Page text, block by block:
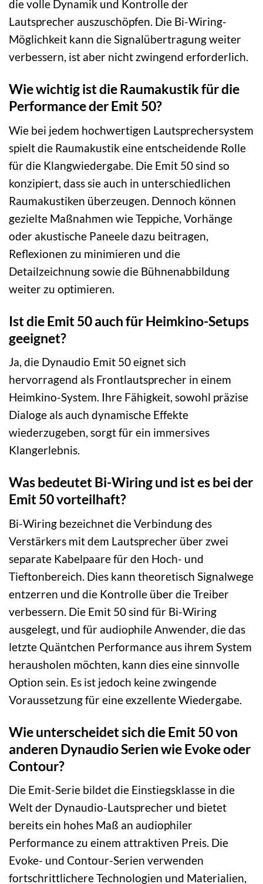
die volle Dynamik und Kontrolle der
Lautsprecher auszuschöpfen. Die Bi-Wiring-
Möglichkeit kann die Signalübertragung weiter
verbessern, ist aber nicht zwingend erforderlich.
Wie wichtig ist die Raumakustik für die
Performance der Emit 50?
Wie bei jedem hochwertigen Lautsprechersystem
spielt die Raumakustik eine entscheidende Rolle
für die Klangwiedergabe. Die Emit 50 sind so
konzipiert, dass sie auch in unterschiedlichen
Raumakustiken überzeugen. Dennoch können
gezielte Maßnahmen wie Teppiche, Vorhänge
oder akustische Paneele dazu beitragen,
Reflexionen zu minimieren und die
Detailzeichnung sowie die Bühnenabbildung
weiter zu optimieren.
Ist die Emit 50 auch für Heimkino-Setups
geeignet?
Ja, die Dynaudio Emit 50 eignet sich
hervorragend als Frontlautsprecher in einem
Heimkino-System. Ihre Fähigkeit, sowohl präzise
Dialoge als auch dynamische Effekte
wiederzugeben, sorgt für ein immersives
Klangerlebnis.
Was bedeutet Bi-Wiring und ist es bei der
Emit 50 vorteilhaft?
Bi-Wiring bezeichnet die Verbindung des
Verstärkers mit dem Lautsprecher über zwei
separate Kabelpaare für den Hoch- und
Tieftonbereich. Dies kann theoretisch Signalwege
entzerren und die Kontrolle über die Treiber
verbessern. Die Emit 50 sind für Bi-Wiring
ausgelegt, und für audiophile Anwender, die das
letzte Quäntchen Performance aus ihrem System
herausholen möchten, kann dies eine sinnvolle
Option sein. Es ist jedoch keine zwingende
Voraussetzung für eine exzellente Wiedergabe.
Wie unterscheidet sich die Emit 50 von
anderen Dynaudio Serien wie Evoke oder
Contour?
Die Emit-Serie bildet die Einstiegsklasse in die
Welt der Dynaudio-Lautsprecher und bietet
bereits ein hohes Maß an audiophiler
Performance zu einem attraktiven Preis. Die
Evoke- und Contour-Serien verwenden
fortschrittlichere Technologien und Materialien,